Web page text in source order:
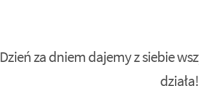
Dzień za dniem dajemy z siebie